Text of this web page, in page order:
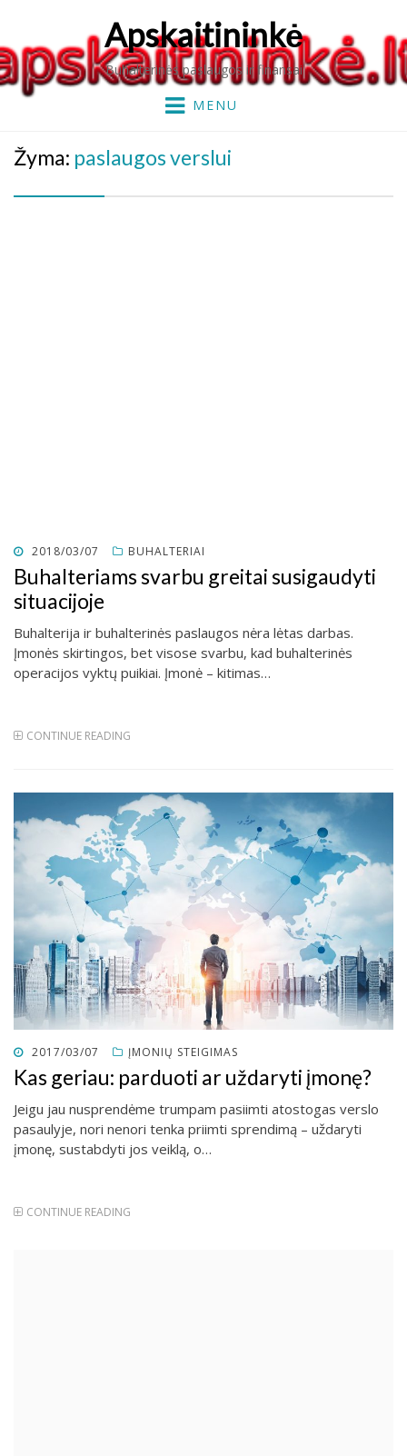
Apskaitininkė
Buhalterinės paslaugos ir finansai
MENU
Žyma: paslaugos verslui
POSTED
ON
2018/03/07 BUHALTERIAI
Buhalteriams svarbu greitai susigaudyti
situacijoje
Buhalterija ir buhalterinės paslaugos nėra lėtas darbas.
Įmonės skirtingos, bet visose svarbu, kad buhalterinės
operacijos vyktų puikiai. Įmonė – kitimas…
CONTINUE READING
POSTED
ON
2017/03/07 ĮMONIŲ STEIGIMAS
Kas geriau: parduoti ar uždaryti įmonę?
Jeigu jau nusprendėme trumpam pasiimti atostogas verslo
pasaulyje, nori nenori tenka priimti sprendimą – uždaryti
įmonę, sustabdyti jos veiklą, o…
CONTINUE READING